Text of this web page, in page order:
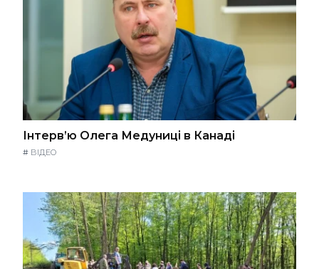
Інтерв’ю Олега Медуниці в Канаді
# ВІДЕО